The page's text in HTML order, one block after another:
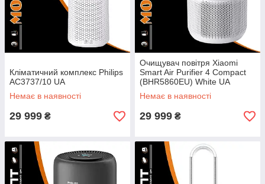
Кліматичний комплекс Philips
AC3737/10 UA
Немає в наявності
29 999 ₴
Очищувач повітря Xiaomi
Smart Air Purifier 4 Compact
(BHR5860EU) White UA
Немає в наявності
29 999 ₴